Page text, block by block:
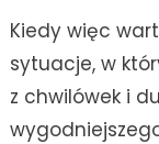
Kiedy więc
sytuacje, w
z chwilówek i